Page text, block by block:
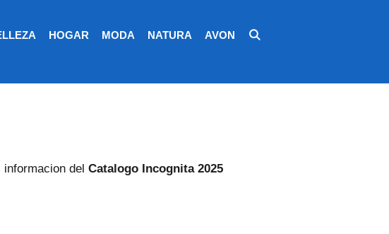
HOGAR MODA NATURA AVON
del Catalogo Incognita 2025